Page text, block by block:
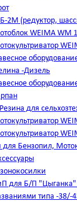
2М (редуктор,
WEIMA WM
-Дизель
для
для Бензопил,
для Б/П "Цыганка"
типа -38/-